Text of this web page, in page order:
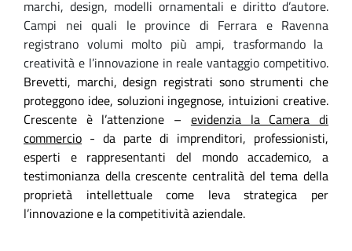
marchi, design, modelli ornamentali e diritto d’autore.
Campi nei quali le province di Ferrara e Ravenna
registrano volumi molto più ampi, trasformandola
creatività e l’innovazione in reale vantaggio competitivo.
Brevetti, marchi, design registrati sono strumenti che
proteggono idee, soluzioni ingegnose, intuizioni creative.
Crescente è l’attenzione – evidenzia la Camera di
commercio - da parte di imprenditori, professionisti,
esperti e rappresentanti del mondo accademico, a
testimonianza della crescente centralità del tema della
proprietà intellettuale come leva strategica per
l’innovazione e la competitività aziendale.